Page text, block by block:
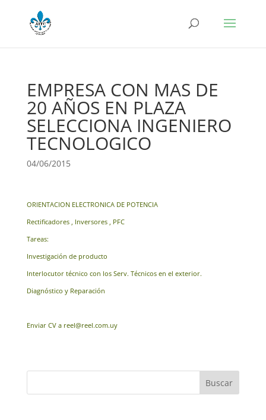
EMPRESA CON MAS DE
20 AÑOS EN PLAZA
SELECCIONA INGENIERO
TECNOLOGICO
04/06/2015
ORIENTACION ELECTRONICA DE POTENCIA
Rectificadores , Inversores , PFC
Tareas:
Investigación de producto
Interlocutor técnico con los Serv. Técnicos en el exterior.
Diagnóstico y Reparación
Enviar CV a reel@reel.com.uy